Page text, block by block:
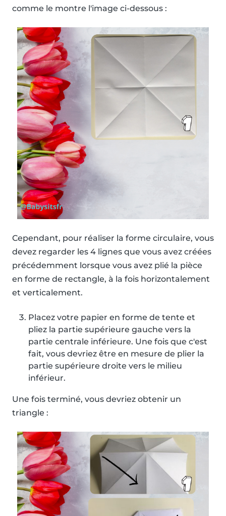
comme le montre l'image ci-dessous :
Cependant, pour réaliser la forme circulaire, vous
devez regarder les 4 lignes que vous avez créées
précédemment lorsque vous avez plié la pièce
en forme de rectangle, à la fois horizontalement
et verticalement.
Placez votre papier en forme de tente et
pliez la partie supérieure gauche vers la
partie centrale inférieure. Une fois que c'est
fait, vous devriez être en mesure de plier la
partie supérieure droite vers le milieu
inférieur.
Une fois terminé, vous devriez obtenir un
triangle :